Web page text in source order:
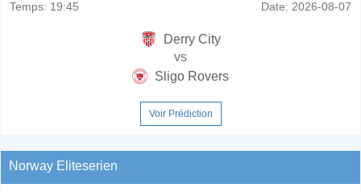
Temps: 19:45 Date: 2026-08-07
Derry City
vs
Sligo Rovers
Voir Prédiction
Norway Eliteserien